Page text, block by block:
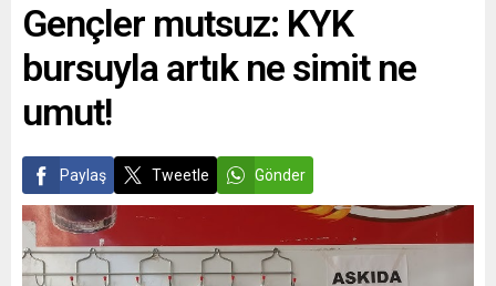
Gençler mutsuz: KYK
bursuyla artık ne simit ne
umut!
Paylaş Tweetle Gönder